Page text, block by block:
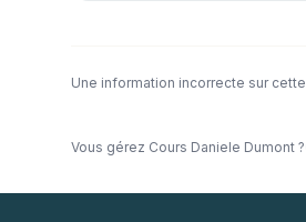
Une information incorrecte sur
Vous gérez Cours Daniele Dumont ?